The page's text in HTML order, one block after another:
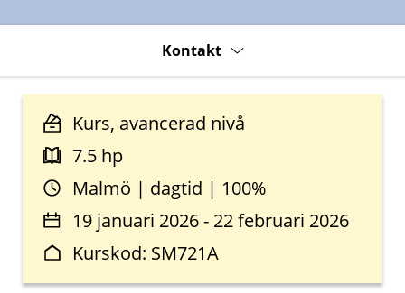
Kontakt
Kurs, avancerad nivå
7.5 hp
Malmö | dagtid | 100%
19 januari 2026 - 22 februari 2026
Kurskod: SM721A